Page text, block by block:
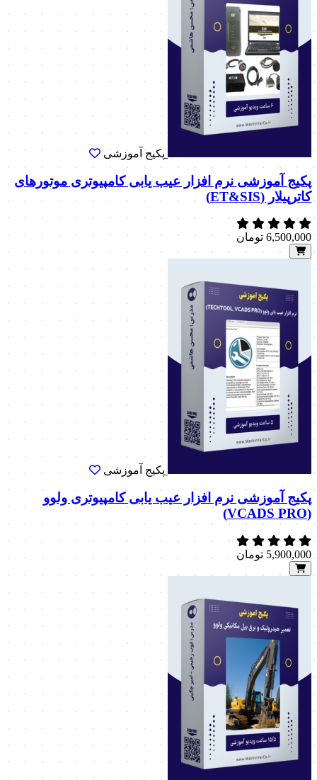
پکیج آموزشی
پکیج آموزشی نرم افزار عیب یابی کامپیوتری موتورهای
کاترپیلار (ET&SIS)
6,500,000 تومان
پکیج آموزشی
پکیج آموزشی نرم افزار عیب یابی کامپیوتری ولوو
(VCADS PRO)
5,900,000 تومان